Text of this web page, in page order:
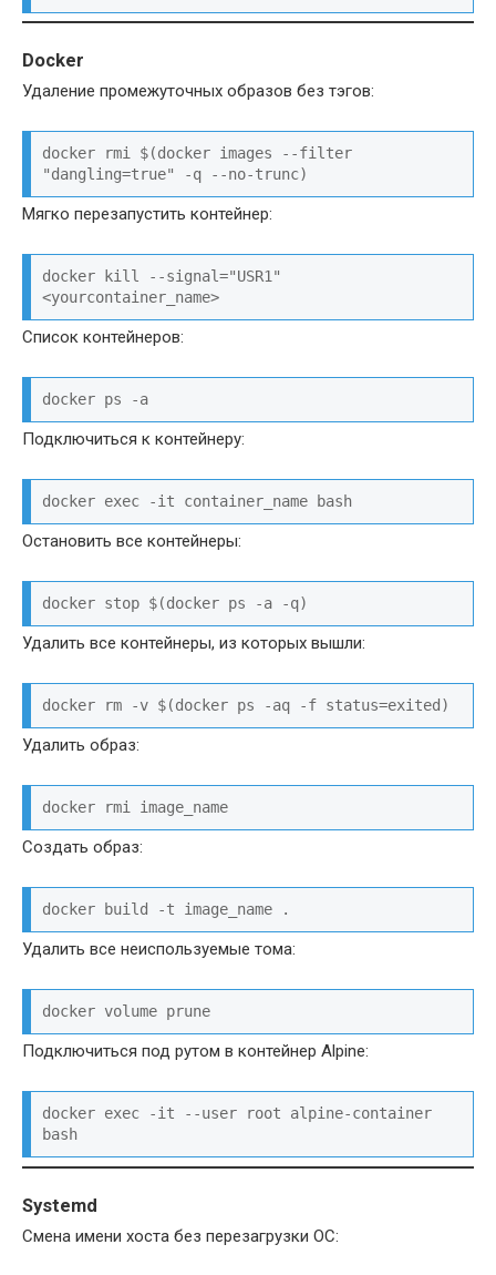
Docker
Удаление промежуточных образов без тэгов:
docker rmi $(docker images --filter
"dangling=true" -q --no-trunc)
Мягко перезапустить контейнер:
docker kill --signal="USR1"
<yourcontainer_name>
Список контейнеров:
docker ps -a
Подключиться к контейнеру:
docker exec -it container_name bash
Остановить все контейнеры:
docker stop $(docker ps -a -q)
Удалить все контейнеры, из которых вышли:
docker rm -v $(docker ps -aq -f status=exited)
Удалить образ:
docker rmi image_name
Создать образ:
docker build -t image_name .
Удалить все неиспользуемые тома:
docker volume prune
Подключиться под рутом в контейнер Alpine:
docker exec -it --user root alpine-container
bash
Systemd
Смена имени хоста без перезагрузки ОС: